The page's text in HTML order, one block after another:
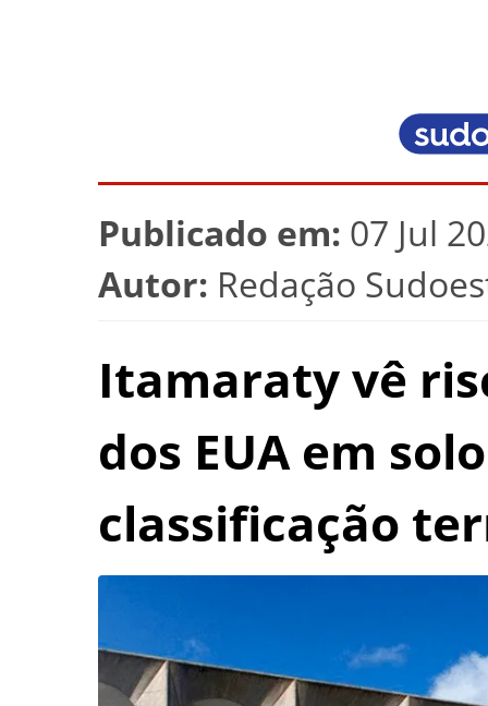
Publicado em: 07 Jul
Autor: Redação
Itamaraty vê
dos EUA em
classificação